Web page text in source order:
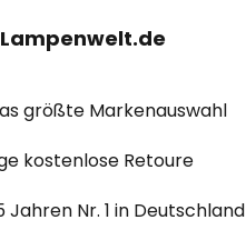
Lampenwelt.de
größte Markenauswahl
kostenlose Retoure
Jahren Nr. 1 in Deutschland